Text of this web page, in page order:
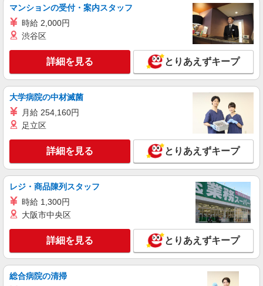
インセンティブ支給(規定有) ★月2回払い・週払い
可能（規程有）★ ゜・。○。・゜+゜・。○。・゜
詳細を見る
紹介予定派遣
【Y!mobile】の携帯販売スタッフ
月給220000円〜 ※残業代支給 ★交通費別途支
給（規定あり） ゜+゜・。○。・゜+゜・。
○。・゜+゜ 入社祝い金10万円支給(規定有) お友達
を紹介頂くと, インセンティブ支給(規定有) ゜・。
詳細を見る
株式会社シエロ
【Y!mobile】の携帯販売スタッフ
月給220000円〜 ※残業代支給 ★交通費別途支
○。・゜+゜ 入社祝い金10万円支給(規定有) お友達
を紹介頂くと, インセンティブ支給(規定有) ゜・。
○。・゜+゜・。○。・゜+゜
愛知県稲沢市のY！mobileショップ
キープ 詳細を見る
マンションの受付・案内スタッフ
時給 2,000円
渋谷区
詳細を見る とりあえずキープ
大学病院の中材滅菌
月給 254,160円
足立区
詳細を見る とりあえずキープ
レジ・商品陳列スタッフ
時給 1,300円
大阪市中央区
詳細を見る とりあえずキープ
総合病院の清掃